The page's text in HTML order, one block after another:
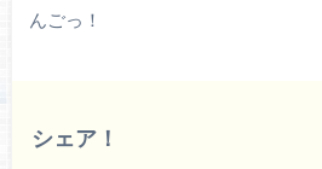
んごっ！
シェア！